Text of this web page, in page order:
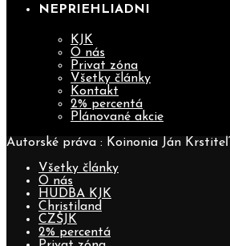
NEPRIEHLIADNI
KJK
O nás
Privat zóna
Všetky články
Kontakt
2% percentá
Plánované akcie
Autorské práva : Koinonia Ján Krstiteľ
Všetky články
O nás
HUDBA KJK
Christiland
CZŠJK
2% percentá